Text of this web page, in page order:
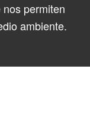
nos permiten
ambiente.